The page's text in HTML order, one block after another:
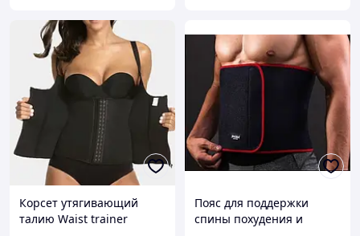
Корсет утягивающий
талию Waist trainer
Пояс для поддержки
спины похудения и